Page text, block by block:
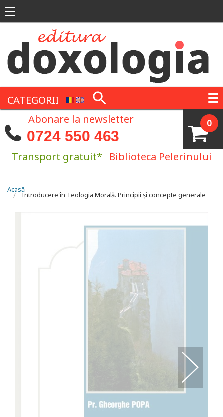
CATEGORII
0
Abonare la newsletter
0724 550 463
Transport gratuit* Biblioteca Pelerinului
Eşti aici
Acasă
Introducere în Teologia Morală. Principii și concepte generale